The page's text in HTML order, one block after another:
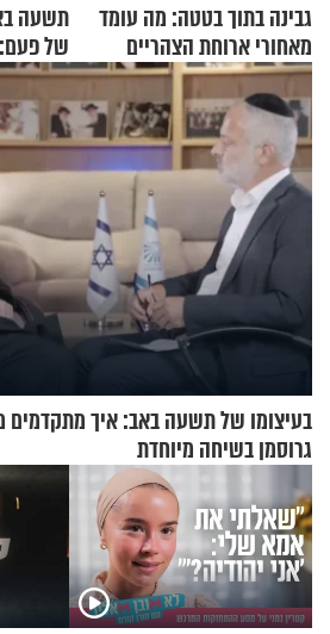
גבינה בתוך בטטה: מה עומד
מאחורי ארוחת הצהריים
שכבשה את הרשת?
תשעה
של
בעיצומו של תשעה באב: איך מתקדמים
גרוסמן בשיחה מיוחדת